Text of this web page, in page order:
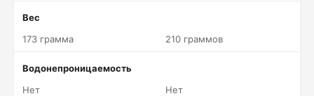
Вес
173 грамма
210 граммов
Водонепроницаемость
Нет
Нет